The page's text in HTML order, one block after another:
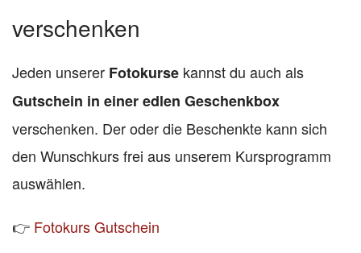
verschenken
Jeden unserer Fotokurse kannst du auch als
Gutschein in einer edlen Geschenkbox
verschenken. Der oder die Beschenkte kann sich
den Wunschkurs frei aus unserem Kursprogramm
auswählen.
👉 Fotokurs Gutschein